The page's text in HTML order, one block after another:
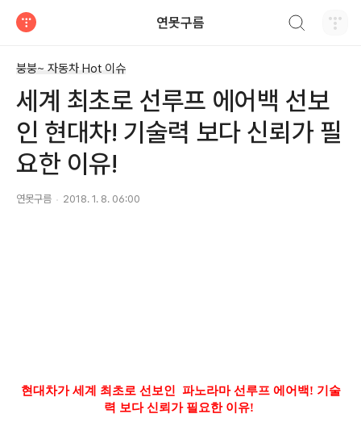
연못구름
붕붕~ 자동차 Hot 이슈
세계 최초로 선루프 에어백 선보
인 현대차! 기술력 보다 신뢰가 필
요한 이유!
연못구름 2018. 1. 8. 06:00
현대차가 세계 최초로 선보인 파노라마 선루프 에어백! 기술
력 보다 신뢰가 필요한 이유!